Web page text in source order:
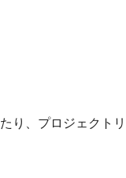
り、プロジェクト